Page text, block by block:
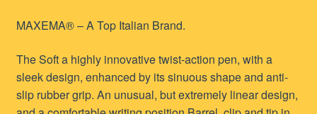
MAXEMA® – A Top Italian Brand.
The Soft a highly innovative twist-action pen, with a
sleek design, enhanced by its sinuous shape and anti-
slip rubber grip. An unusual, but extremely linear design,